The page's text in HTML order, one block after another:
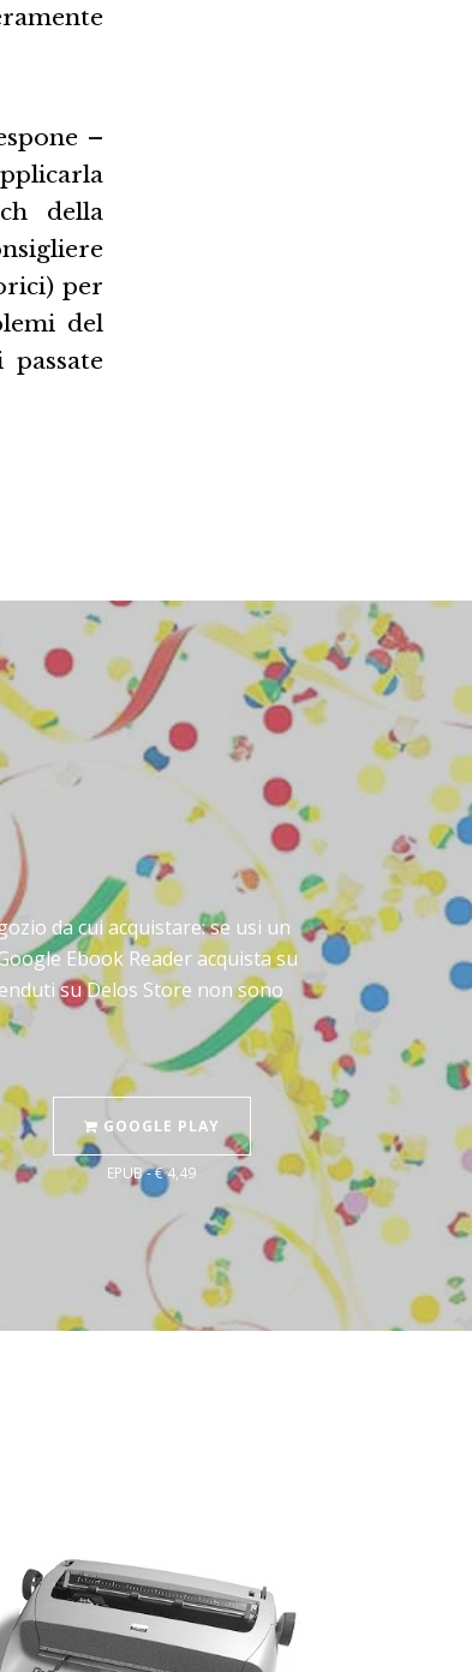
–
della
per
del
da cui acquistare: se usi un
Ebook Reader acquista su
su Delos Store non sono
GOOGLE PLAY
EPUB - € 4,49